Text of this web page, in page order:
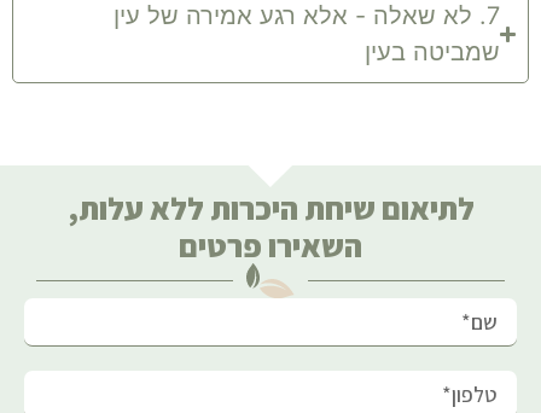
7. לא שאלה - אלא רגע אמירה של עין
שמביטה בעין
לתיאום שיחת היכרות ללא עלות,
השאירו פרטים